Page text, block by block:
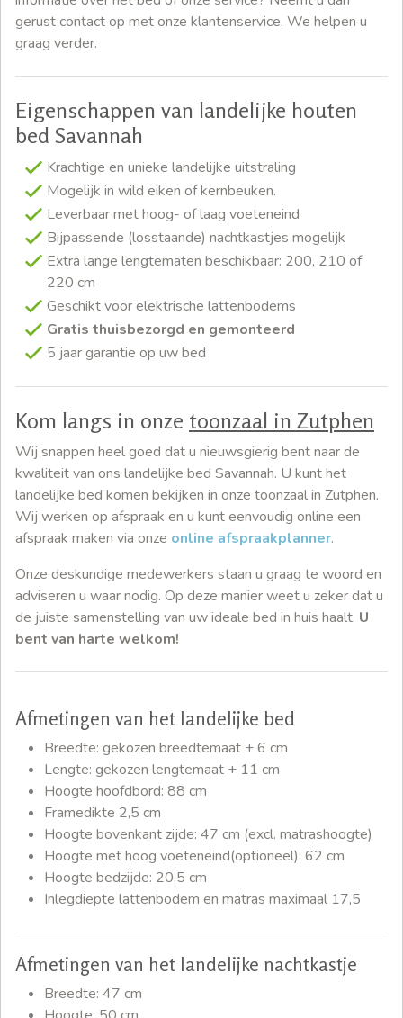
gerust contact op met onze klantenservice. We helpen u
graag verder.
Eigenschappen van landelijke houten
bed Savannah
Krachtige en unieke landelijke uitstraling
Mogelijk in wild eiken of kernbeuken.
Leverbaar met hoog- of laag voeteneind
Bijpassende (losstaande) nachtkastjes mogelijk
Extra lange lengtematen beschikbaar: 200, 210 of
220 cm
Geschikt voor elektrische lattenbodems
Gratis thuisbezorgd en gemonteerd
5 jaar garantie op uw bed
Kom langs in onze toonzaal in Zutphen
Wij snappen heel goed dat u nieuwsgierig bent naar de
kwaliteit van ons landelijke bed Savannah. U kunt het
landelijke bed komen bekijken in onze toonzaal in Zutphen.
Wij werken op afspraak en u kunt eenvoudig online een
afspraak maken via onze online afspraakplanner.
Onze deskundige medewerkers staan u graag te woord en
adviseren u waar nodig. Op deze manier weet u zeker dat u
de juiste samenstelling van uw ideale bed in huis haalt. U
bent van harte welkom!
Afmetingen van het landelijke bed
Breedte: gekozen breedtemaat + 6 cm
Lengte: gekozen lengtemaat + 11 cm
Hoogte hoofdbord: 88 cm
Framedikte 2,5 cm
Hoogte bovenkant zijde: 47 cm (excl. matrashoogte)
Hoogte met hoog voeteneind(optioneel): 62 cm
Hoogte bedzijde: 20,5 cm
Inlegdiepte lattenbodem en matras maximaal 17,5
Afmetingen van het landelijke nachtkastje
Breedte: 47 cm